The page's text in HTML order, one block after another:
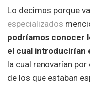
Lo decimos porque
especializados
podríamos conocer
el cual introducirían
la cual renovarían
de los que estaban